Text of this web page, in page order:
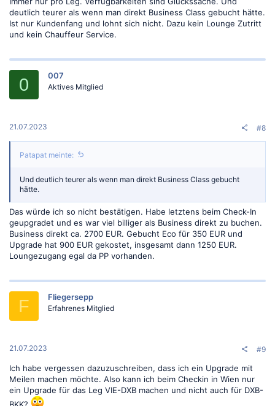
deutlich teurer als wenn man direkt Business Class gebucht hätte.
Ist nur Kundenfang und lohnt sich nicht. Dazu kein Lounge Zutritt
und kein Chauffeur Service.
0 007
Aktives Mitglied
21.07.2023 #8
Patapat meinte:
Und deutlich teurer als wenn man direkt Business Class gebucht
hätte.
Das würde ich so nicht bestätigen. Habe letztens beim Check-In
geupgradet und es war viel billiger als Business direkt zu buchen.
Business direkt ca. 2700 EUR. Gebucht Eco für 350 EUR und
Upgrade hat 900 EUR gekostet, insgesamt dann 1250 EUR.
Loungezugang egal da PP vorhanden.
F Fliegersepp
Erfahrenes Mitglied
21.07.2023 #9
Ich habe vergessen dazuzuschreiben, dass ich ein Upgrade mit
Meilen machen möchte. Also kann ich beim Checkin in Wien nur
ein Upgrade für das Leg VIE-DXB machen und nicht auch für DXB-
BKK?